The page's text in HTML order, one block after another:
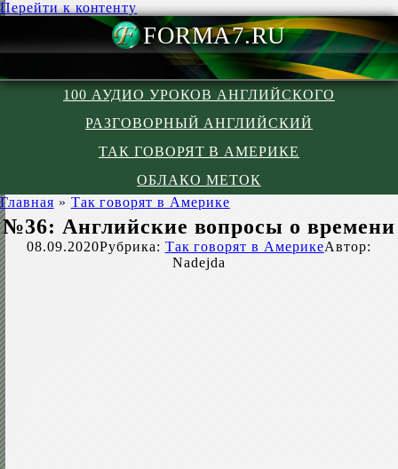
Перейти к контенту
100 АУДИО УРОКОВ АНГЛИЙСКОГО
РАЗГОВОРНЫЙ АНГЛИЙСКИЙ
ТАК ГОВОРЯТ В АМЕРИКЕ
ОБЛАКО МЕТОК
Главная » Так говорят в Америке
№36: Английские вопросы о времени
08.09.2020Рубрика: Так говорят в АмерикеАвтор:
Nadejda